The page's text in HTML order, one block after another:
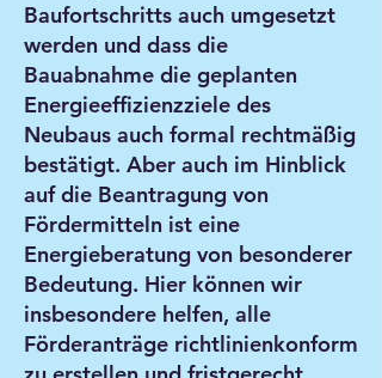
Baufortschritts auch umgesetzt
werden und dass die
Bauabnahme die geplanten
Energieeffizienzziele des
Neubaus auch formal rechtmäßig
bestätigt. Aber auch im Hinblick
auf die Beantragung von
Fördermitteln ist eine
Energieberatung von besonderer
Bedeutung. Hier können wir
insbesondere helfen, alle
Förderanträge richtlinienkonform